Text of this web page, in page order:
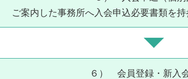
ご案内した事務所へ入会申込必要書類を持
６） 会員登録・新入